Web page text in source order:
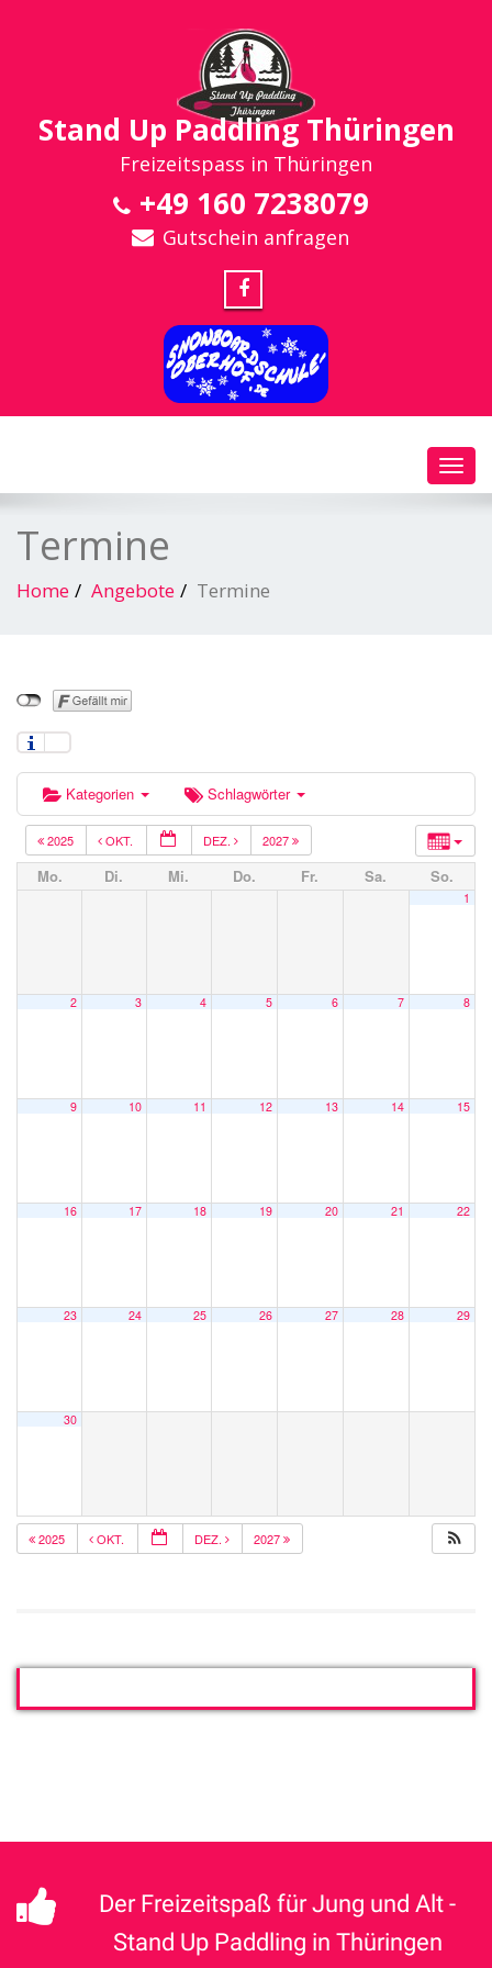
Stand Up Paddling Thüringen
Freizeitspass in Thüringen
+49 160 7238079
Gutschein anfragen
Termine
Home Angebote Termine
Kategorien Schlagwörter
2025 OKT. DEZ. 2027
Mo. Di. Mi. Do. Fr. Sa. So.
1
2 3 4 5 6 7 8
9 10 11 12 13 14 15
16 17 18 19 20 21 22
23 24 25 26 27 28 29
30
2025 OKT. DEZ. 2027
Der Freizeitspaß für Jung und Alt -
Stand Up Paddling in Thüringen